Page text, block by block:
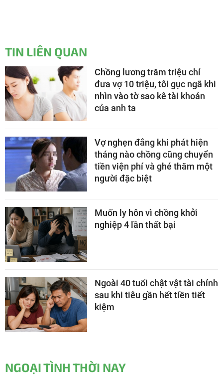
TIN LIÊN QUAN
Chồng lương trăm triệu chỉ
đưa vợ 10 triệu, tôi gục ngã khi
nhìn vào tờ sao kê tài khoản
của anh ta
Vợ nghẹn đắng khi phát hiện
tháng nào chồng cũng chuyển
tiền viện phí và ghé thăm một
người đặc biệt
Muốn ly hôn vì chồng khởi
nghiệp 4 lần thất bại
Ngoài 40 tuổi chật vật tài chính
sau khi tiêu gần hết tiền tiết
kiệm
NGOẠI TÌNH THỜI NAY